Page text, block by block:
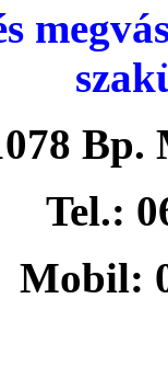
Bp.
Tel.:
Mobil: